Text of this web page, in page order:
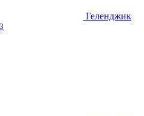
Геленджик
3